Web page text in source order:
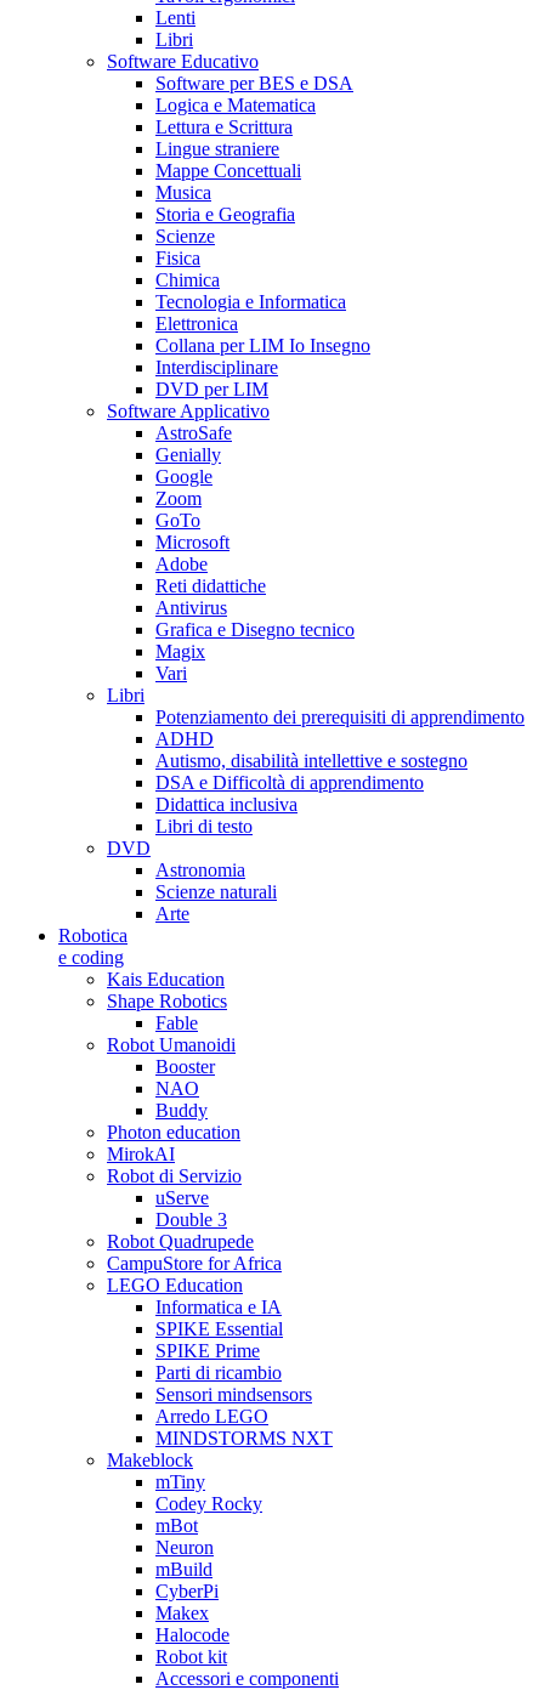
Lenti
Libri
Software Educativo
Software per BES e DSA
Logica e Matematica
Lettura e Scrittura
Lingue straniere
Mappe Concettuali
Musica
Storia e Geografia
Scienze
Fisica
Chimica
Tecnologia e Informatica
Elettronica
Collana per LIM Io Insegno
Interdisciplinare
DVD per LIM
Software Applicativo
AstroSafe
Genially
Google
Zoom
GoTo
Microsoft
Adobe
Reti didattiche
Antivirus
Grafica e Disegno tecnico
Magix
Vari
Libri
Potenziamento dei prerequisiti di apprendimento
ADHD
Autismo, disabilità intellettive e sostegno
DSA e Difficoltà di apprendimento
Didattica inclusiva
Libri di testo
DVD
Astronomia
Scienze naturali
Arte
Robotica
e coding
Kais Education
Shape Robotics
Fable
Robot Umanoidi
Booster
NAO
Buddy
Photon education
MirokAI
Robot di Servizio
uServe
Double 3
Robot Quadrupede
CampuStore for Africa
LEGO Education
Informatica e IA
SPIKE Essential
SPIKE Prime
Parti di ricambio
Sensori mindsensors
Arredo LEGO
MINDSTORMS NXT
Makeblock
mTiny
Codey Rocky
mBot
Neuron
mBuild
CyberPi
Makex
Halocode
Robot kit
Accessori e componenti